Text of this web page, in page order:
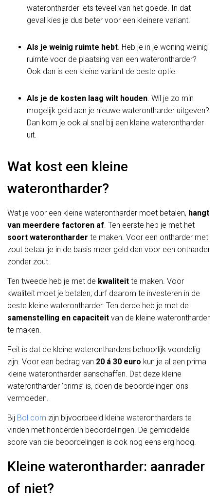
waterontharder iets teveel van het goede. In dat
geval kies je dus beter voor een kleinere variant.
Als je weinig ruimte hebt. Heb je in je woning weinig
ruimte voor de plaatsing van een waterontharder?
Ook dan is een kleine variant de beste optie.
Als je de kosten laag wilt houden. Wil je zo min
mogelijk geld aan je nieuwe waterontharder uitgeven?
Dan kom je ook al snel bij een kleine waterontharder
uit.
Wat kost een kleine
waterontharder?
Wat je voor een kleine waterontharder moet betalen, hangt
van meerdere factoren af. Ten eerste heb je met het
soort waterontharder te maken. Voor een ontharder met
zout betaal je in de basis meer geld dan voor een ontharder
zonder zout.
Ten tweede heb je met de kwaliteit te maken. Voor
kwaliteit moet je betalen; durf daarom te investeren in de
beste kleine waterontharder. Ten derde heb je met de
samenstelling en capaciteit van de kleine waterontharder
te maken.
Feit is dat de kleine waterontharders behoorlijk voordelig
zijn. Voor een bedrag van 20 á 30 euro kun je al een prima
kleine waterontharder aanschaffen. Dat deze kleine
waterontharder ‘prima’ is, doen de beoordelingen ons
vermoeden.
Bij Bol.com zijn bijvoorbeeld kleine waterontharders te
vinden met honderden beoordelingen. De gemiddelde
score van die beoordelingen is ook nog eens erg hoog.
Kleine waterontharder: aanrader
of niet?